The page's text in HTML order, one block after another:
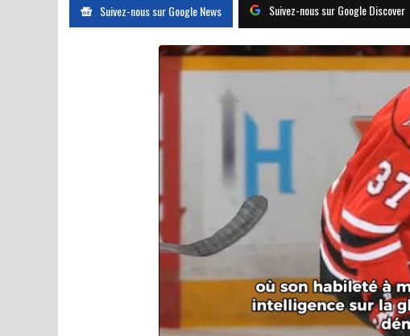
Suivez-nous sur Google News Suivez-nous sur Google Discover